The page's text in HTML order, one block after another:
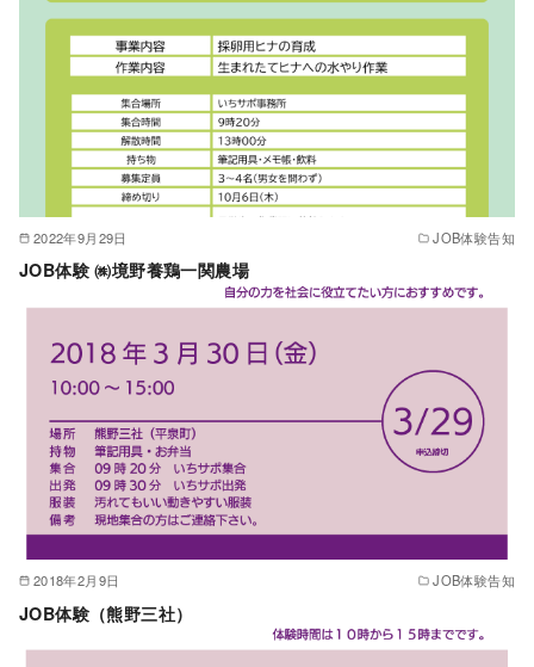
2022年9月29日 JOB体験告知
JOB体験 ㈱境野養鶏一関農場
2018年2月9日 JOB体験告知
JOB体験（熊野三社）